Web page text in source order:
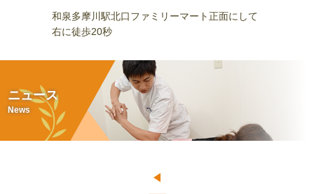
和泉多摩川駅北口ファミリーマート正面にして
右に徒歩20秒
ニュース
News